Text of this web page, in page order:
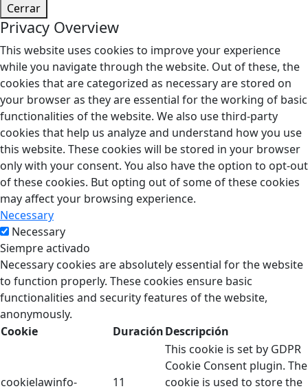
Cerrar
Privacy Overview
This website uses cookies to improve your experience
while you navigate through the website. Out of these, the
cookies that are categorized as necessary are stored on
your browser as they are essential for the working of basic
functionalities of the website. We also use third-party
cookies that help us analyze and understand how you use
this website. These cookies will be stored in your browser
only with your consent. You also have the option to opt-out
of these cookies. But opting out of some of these cookies
may affect your browsing experience.
Necessary
Necessary
Siempre activado
Necessary cookies are absolutely essential for the website
to function properly. These cookies ensure basic
functionalities and security features of the website,
anonymously.
Cookie
DuraciónDescripción
cookielawinfo-
11
This cookie is set by GDPR
Cookie Consent plugin. The
cookie is used to store the